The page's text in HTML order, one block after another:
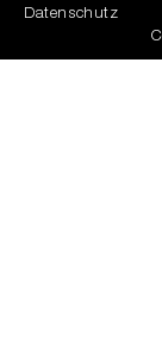
Datenschutz